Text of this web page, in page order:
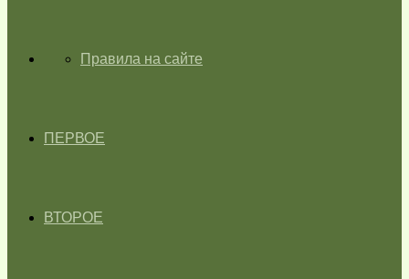
ГЛАВНАЯПравила на сайте
ПЕРВОЕ
ВТОРОЕ